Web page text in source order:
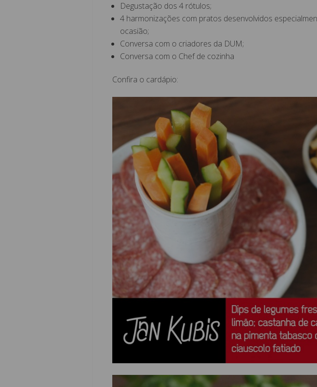
Degustação dos 4 rótulos;
4 harmonizações com pratos desenvolvidos
ocasião;
Conversa com o criadores da DUM;
Conversa com o Chef de cozinha
Confira o cardápio: